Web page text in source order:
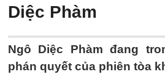
Diệc Phàm
Ngô Diệc Phàm đang
phán quyết của phiên tòa